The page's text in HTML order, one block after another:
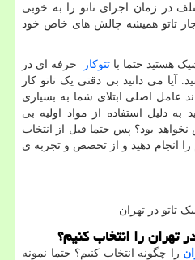
در زمان اجرای تاتو را به خوبی
تاتو همیشه چالش های خاص خود
هستید حتما با تتوکار
حرفه ای در
آیا می دانید بی دقتی یک تاتو کار
عامل اصلی ابتلای شما به بسیاری
به دلیل استفاده از مواد اولیه بی
بود؟ پس حتما قبل از انتخاب
انجام دهید و از تخصص و تجربه ی
تاتو در تهران
تهران را انتخاب کنیم؟
را چگونه انتخاب کنیم؟ حتما نمونه